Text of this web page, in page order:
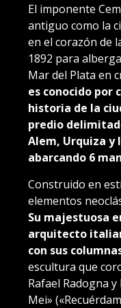
El imponente
antiguo como la
en el corazón de
1892 para
Mar del Plata en
es conocido por
historia de la
predio
Alem, Urquiza y
abarcando 6
Construido en
elementos
Su majestuosa
arquitecto
con sus
escultura que
Rafael Radogna
Mei»